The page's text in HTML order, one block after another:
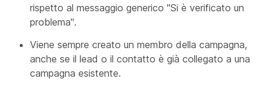
rispetto al messaggio generico "Si è verificato un
problema".
Viene sempre creato un membro della campagna,
anche se il lead o il contatto è già collegato a una
campagna esistente.